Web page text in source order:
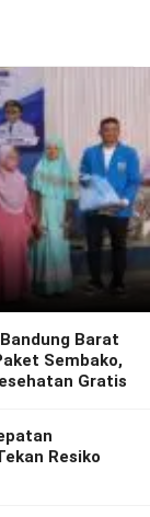
Barat
Sembako,
Gratis
Resiko